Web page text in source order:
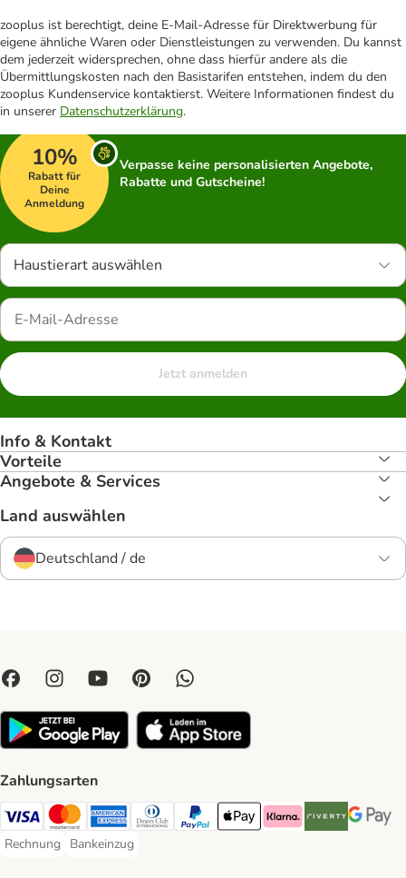
zooplus ist berechtigt, deine E-Mail-Adresse für Direktwerbung für
eigene ähnliche Waren oder Dienstleistungen zu verwenden. Du kannst
dem jederzeit widersprechen, ohne dass hierfür andere als die
Übermittlungskosten nach den Basistarifen entstehen, indem du den
zooplus Kundenservice kontaktierst. Weitere Informationen findest du
in unserer Datenschutzerklärung.
10%
Rabatt für
Deine
Anmeldung
Verpasse keine personalisierten Angebote,
Rabatte und Gutscheine!
Haustierart auswählen
Jetzt anmelden
Info & Kontakt
Vorteile
Angebote & Services
Land auswählen
Deutschland / de
Zahlungsarten
Visa Payment Method
Mastercard Payment Method
American Express Payment Method
Diners Club Payment Method
PayPal Payment Method
Apple Pay Payment Method
Klarna Payment Method
Riverty Payment
Google
Rechnung
Rechnung Payment Method
Bankeinzug
Bankeinzug Payment Method